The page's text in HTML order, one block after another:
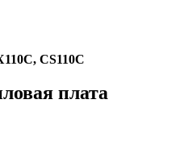
CS110C
плата